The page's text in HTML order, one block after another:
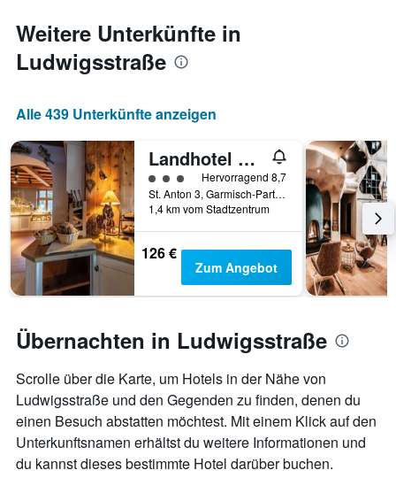
Weitere Unterkünfte in
Ludwigsstraße
Alle 439 Unterkünfte anzeigen
Landhotel Panorama
Bewertungskategorie 3
Hervorragend 8,7
St. Anton 3, Garmisch-Partenkirchen, Bayern, Deutschland
1,4 km vom Stadtzentrum
126 €
Zum Angebot
Übernachten in Ludwigsstraße
Scrolle über die Karte, um Hotels in der Nähe von
Ludwigsstraße und den Gegenden zu finden, denen du
einen Besuch abstatten möchtest. Mit einem Klick auf den
Unterkunftsnamen erhältst du weitere Informationen und
du kannst dieses bestimmte Hotel darüber buchen.